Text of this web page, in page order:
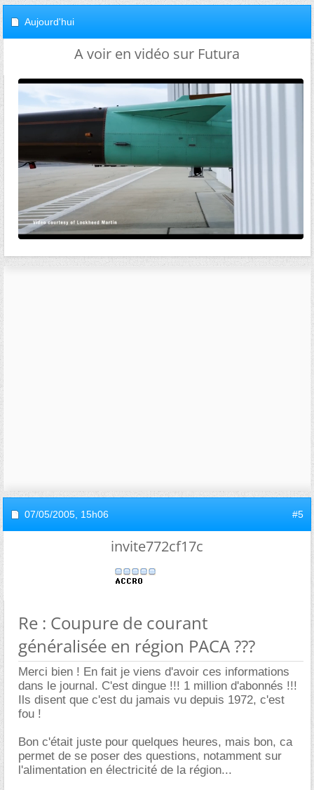
Aujourd'hui
A voir en vidéo sur Futura
07/05/2005, 15h06 #5
invite772cf17c
Re : Coupure de courant
généralisée en région PACA ???
Merci bien ! En fait je viens d'avoir ces informations
dans le journal. C'est dingue !!! 1 million d'abonnés !!!
Ils disent que c'est du jamais vu depuis 1972, c'est
fou !
Bon c'était juste pour quelques heures, mais bon, ca
permet de se poser des questions, notamment sur
l'alimentation en électricité de la région...